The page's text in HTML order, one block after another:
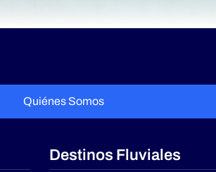
Quiénes Somos
Destinos Fluviales